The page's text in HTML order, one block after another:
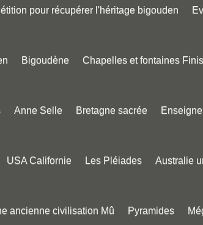
pour récupérer l'héritage bigouden
Bigoudène Chapelles et fontaines
Anne Selle Bretagne sacrée
USA Californie Les Pléiades Australie
ancienne civilisation Mû Pyramides